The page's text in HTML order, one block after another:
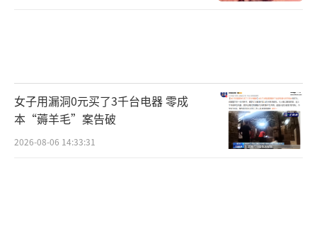
女子用漏洞0元买了3千台电器 零成
本“薅羊毛”案告破
2026-08-06 14:33:31